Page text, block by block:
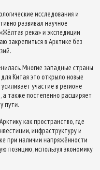
исследования и
развивал научное
река» и экспедиции
закрепиться в Арктике без
Многие западные страны
Китая это открыло новые
участие в регионе
а также постепенно расширяет
пути.
как пространство, где
инфраструктуру и
при наличии напряжённости
позицию, используя экономику